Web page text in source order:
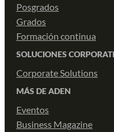
Posgrados
Grados
Formación continua
SOLUCIONES
Corporate Solutions
MÁS DE ADEN
Eventos
Business Magazine